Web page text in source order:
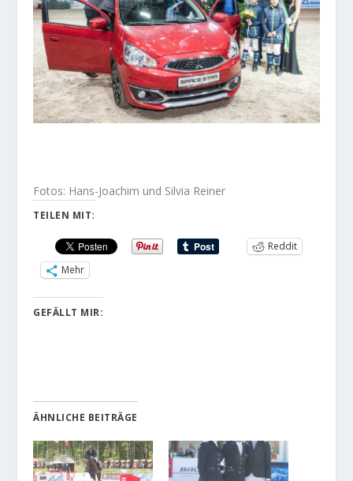
Fotos: Hans-Joachim und Silvia Reiner
TEILEN MIT:
Reddit
Mehr
GEFÄLLT MIR:
ÄHNLICHE BEITRÄGE